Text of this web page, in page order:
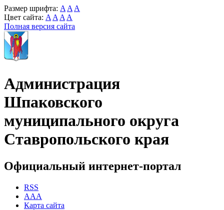
Размер шрифта: A A A
Цвет сайта: A A A A
Полная версия сайта
Администрация
Шпаковского
муниципального округа
Ставропольского края
Официальный интернет-портал
RSS
AAA
Карта сайта